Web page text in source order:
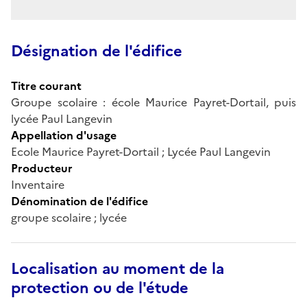
Désignation de l'édifice
Titre courant
Groupe scolaire : école Maurice Payret-Dortail, puis
lycée Paul Langevin
Appellation d'usage
Ecole Maurice Payret-Dortail ; Lycée Paul Langevin
Producteur
Inventaire
Dénomination de l'édifice
groupe scolaire ; lycée
Localisation au moment de la
protection ou de l'étude